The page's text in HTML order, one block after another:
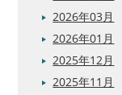
2026年03月
2026年01月
2025年12月
2025年11月